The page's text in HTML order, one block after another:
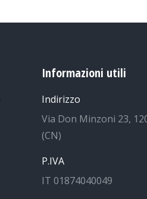
Informazioni utili
Indirizzo
Via Don Minzoni 23,
(CN)
P.IVA
IT 01874040049